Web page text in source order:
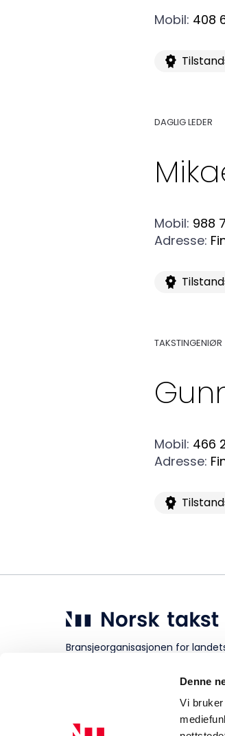
Denne
Vi
Medlemskap
Kurs og
Kompetanse
Forbruker
Mobil: 408
DAGLIG LEDER
Mobil: 988
Adresse:
TAKSTINGENIØR
Mobil: 466
Adresse:
Bransjeorganisasjonen for